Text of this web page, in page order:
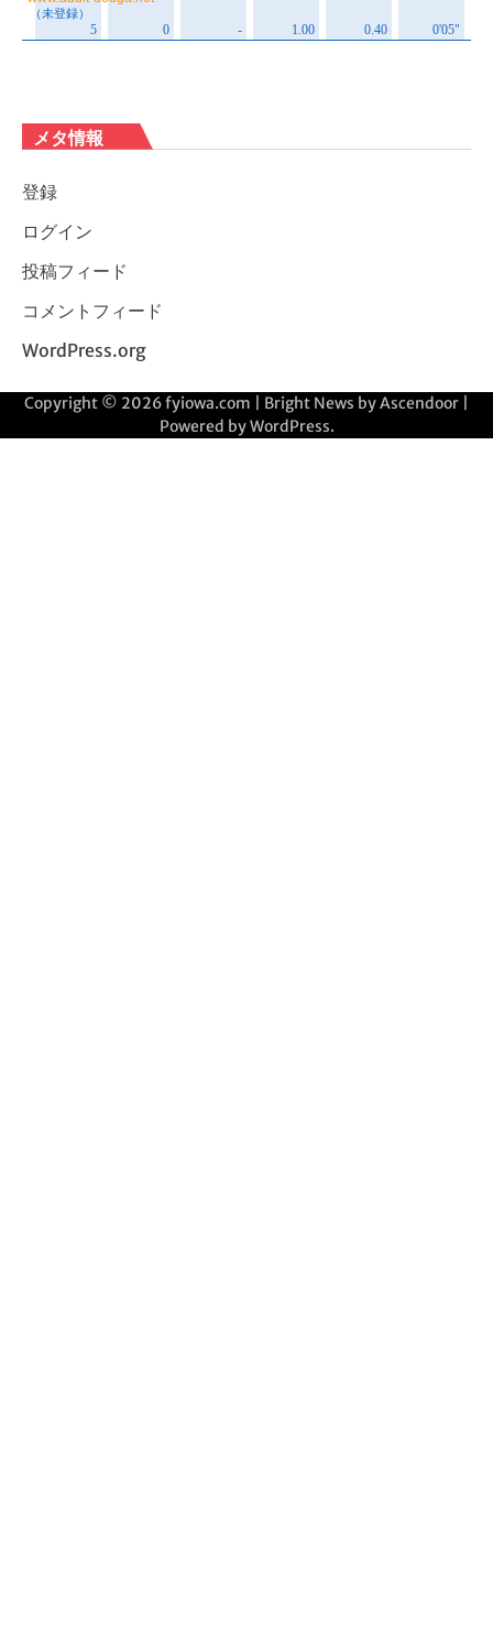
メタ情報
登録
ログイン
投稿フィード
コメントフィード
WordPress.org
Copyright © 2026fyiowa.com | Bright News byAscendoor
Powered byWordPress.